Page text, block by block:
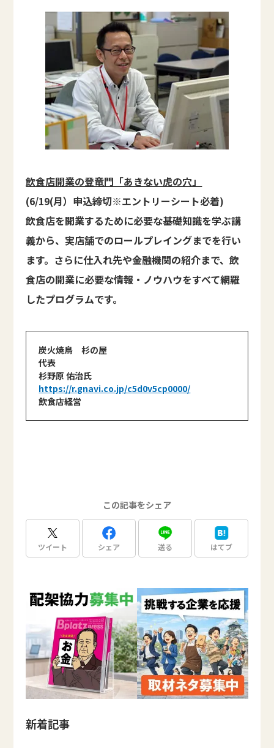
飲食店開業の登竜門「あきない虎の穴」
(6/19(月）申込締切※エントリーシート必着)
飲食店を開業するために必要な基礎知識を学ぶ講
義から、実店舗でのロールプレイングまでを行い
ます。さらに仕入れ先や金融機関の紹介まで、飲
食店の開業に必要な情報・ノウハウをすべて網羅
したプログラムです。
炭火焼鳥 杉の屋
代表
杉野原 佑治氏
https://r.gnavi.co.jp/c5d0v5cp0000/
飲食店経営
この記事をシェア
ツイート シェア 送る はてブ
新着記事